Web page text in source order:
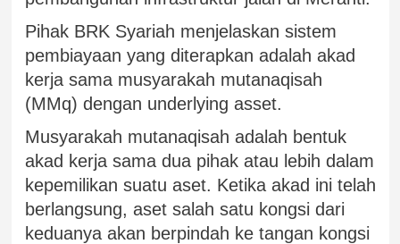
Pihak BRK Syariah menjelaskan sistem
pembiayaan yang diterapkan adalah akad
kerja sama musyarakah mutanaqisah
(MMq) dengan underlying asset.
Musyarakah mutanaqisah adalah bentuk
akad kerja sama dua pihak atau lebih dalam
kepemilikan suatu aset. Ketika akad ini telah
berlangsung, aset salah satu kongsi dari
keduanya akan berpindah ke tangan kongsi